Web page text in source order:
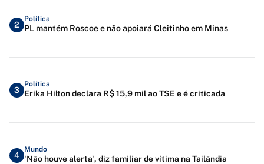
2
Política
PL mantém Roscoe e não apoiará Cleitinho em Minas
3
Política
Erika Hilton declara R$ 15,9 mil ao TSE e é criticada
4
Mundo
'Não houve alerta', diz familiar de vítima na Tailândia